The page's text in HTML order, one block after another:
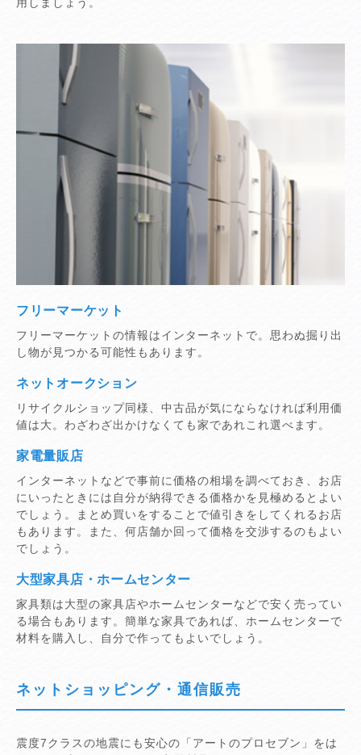
フリーマーケット
フリーマーケットの情報はインターネットで。思わぬ掘り出
し物が見つかる可能性もあります。
ネットオークション
リサイクルショップ同様、中古品が気にならなければ利用価
値は大。わざわざ出かけなくても家であれこれ選べます。
家電量販店
インターネットなどで事前に価格の相場を調べておき、お店
にいったときには自分が納得できる価格かを見極めるとよい
でしょう。まとめ買いをすることで値引きをしてくれるお店
もあります。また、何店舗か回って価格を交渉するのもよい
でしょう。
大型家具店・ホームセンター
家具類は大型の家具店やホームセンターなどで安く売ってい
る場合もあります。簡単な家具であれば、ホームセンターで
材料を購入し、自分で作ってもよいでしょう。
ネットショッピング・通信販売
震度7クラスの地震にも安心の「アートのプロセブン」をは